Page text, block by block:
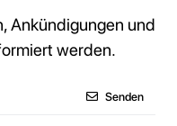
Ankündigungen und
werden.
Senden